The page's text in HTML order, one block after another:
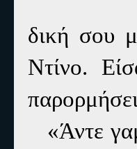
δική σου
Ντίνο.
«Άντε